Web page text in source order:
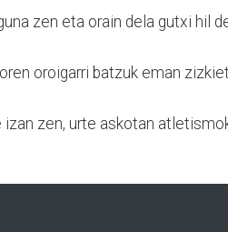
zen eta orain dela gutxi hil
oroigarri batzuk eman
izan zen, urte askotan